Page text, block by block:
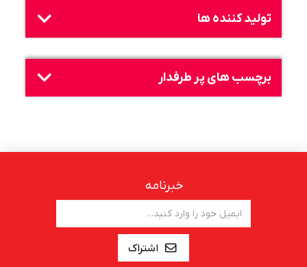
تولید کننده ها
برچسب های پر طرفدار
خبرنامه
اشتراک